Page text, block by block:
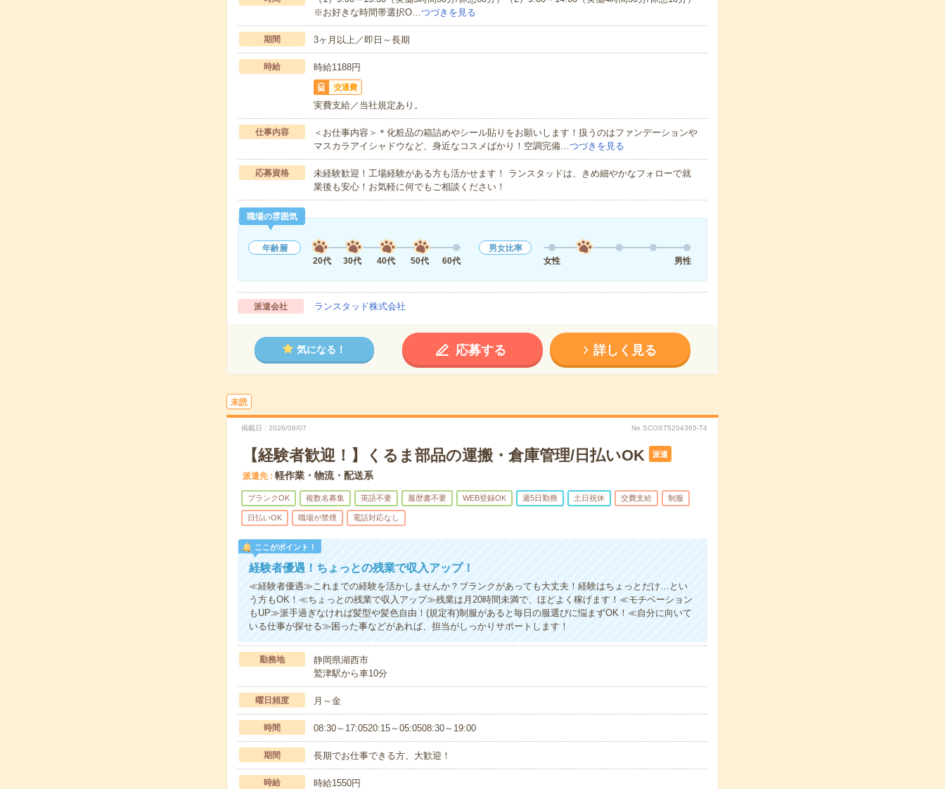
※お好きな時間帯選択O…つづきを見る
期間 3ヶ月以上／即日～長期
時給 時給1188円
交通費
実費支給／当社規定あり。
仕事内容
＜お仕事内容＞＊化粧品の箱詰めやシール貼りをお願いします！扱うのはファンデーションや
マスカラアイシャドウなど、身近なコスメばかり！空調完備…つづきを見る
応募資格
未経験歓迎！工場経験がある方も活かせます！ ランスタッドは、きめ細やかなフォローで就
業後も安心！お気軽に何でもご相談ください！
職場の雰囲気
年齢層
20代
30代 40代 50代 60代
男女比率
女性
男性
派遣会社 ランスタッド株式会社
気になる！ 応募する 詳しく見る
未読
掲載日 2026/08/07 No.SCOST5204365-T4
【経験者歓迎！】くるま部品の運搬・倉庫管理/日払いOK 派遣
派遣先 軽作業・物流・配送系
ブランクOK 複数名募集 英語不要 履歴書不要 WEB登録OK 週5日勤務 土日祝休 交費支給 制服
日払いOK 職場が禁煙 電話対応なし
ここがポイント！
経験者優遇！ちょっとの残業で収入アップ！
≪経験者優遇≫これまでの経験を活かしませんか？ブランクがあっても大丈夫！経験はちょっとだけ…とい
う方もOK！≪ちょっとの残業で収入アップ≫残業は月20時間未満で、ほどよく稼げます！≪モチベーション
もUP≫派手過ぎなければ髪型や髪色自由！(規定有)制服があると毎日の服選びに悩まずOK！≪自分に向いて
いる仕事が探せる≫困った事などがあれば、担当がしっかりサポートします！
勤務地
静岡県湖西市
鷲津駅から車10分
曜日頻度 月～金
時間 08:30～17:0520:15～05:0508:30～19:00
期間 長期でお仕事できる方、大歓迎！
時給 時給1550円